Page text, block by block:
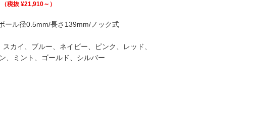
（税抜 ¥21,910～）
ール径0.5mm/長さ139mm/ノック式
カイ、ブルー、ネイビー、ピンク、レッド、
、ミント、ゴールド、シルバー